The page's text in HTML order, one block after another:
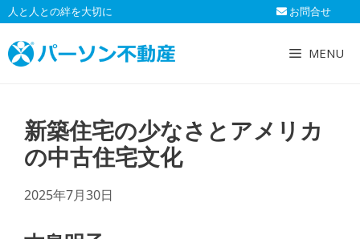
コ
ン
テ
ン
人と人との絆を大切に お問合せ
MENU
新築住宅の少なさとアメリカ
の中古住宅文化
2025年7月30日